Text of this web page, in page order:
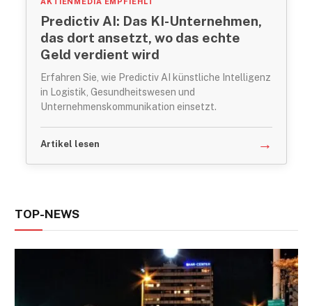
Predictiv AI: Das KI-Unternehmen,
das dort ansetzt, wo das echte
Geld verdient wird
Erfahren Sie, wie Predictiv AI künstliche Intelligenz
in Logistik, Gesundheitswesen und
Unternehmenskommunikation einsetzt.
Artikel lesen →
TOP-NEWS